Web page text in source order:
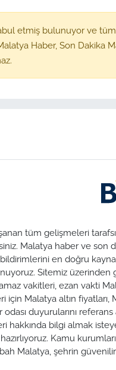
etmiş bulunuyor ve
Haber, Son Dakika
tüm gelişmeleri
Malatya haber ve son
en doğru
Sitemiz
vakitleri, ezan vakti
Malatya altın fiyatları,
duyurularını
hakkında bilgi almak
Kamu
Malatya, şehrin